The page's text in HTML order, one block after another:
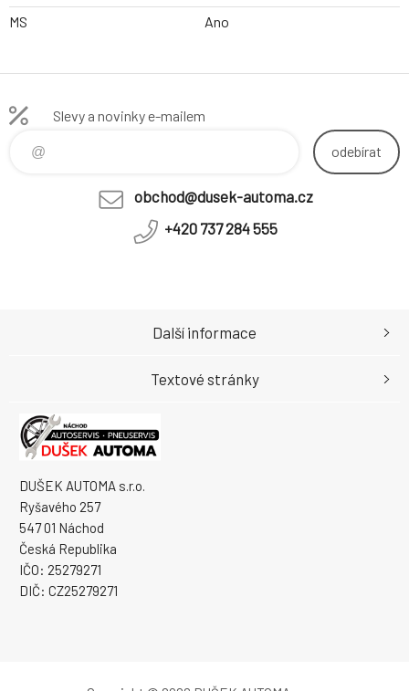
MS
Ano
Slevy a novinky e-mailem
odebírat
obchod@dusek-automa.cz
+420 737 284 555
DUŠEK AUTOMA s.r.o.
Ryšavého 257
547 01 Náchod
Česká Republika
IČO: 25279271
DIČ: CZ25279271
Další informace
Textové stránky